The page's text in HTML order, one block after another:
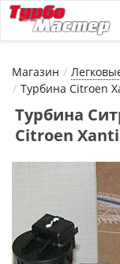
Магазин
Турбина Citroen
Турбина
Citroen